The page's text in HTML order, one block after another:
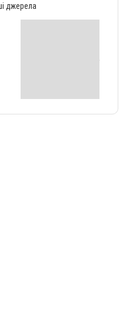
джерела